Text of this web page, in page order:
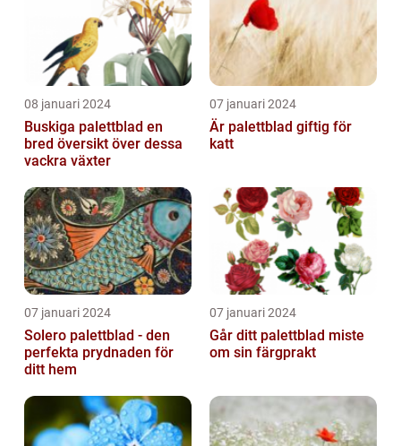
08 januari 2024
Buskiga palettblad en
bred översikt över dessa
vackra växter
07 januari 2024
Är palettblad giftig för
katt
07 januari 2024
Solero palettblad - den
perfekta prydnaden för
ditt hem
07 januari 2024
Går ditt palettblad miste
om sin färgprakt